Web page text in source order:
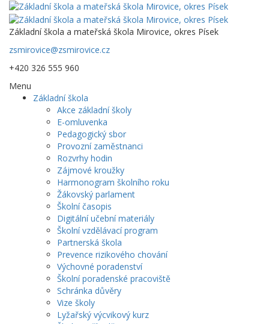
Základní škola a mateřská škola Mirovice, okres Písek
zsmirovice@zsmirovice.cz
+420 326 555 960
Menu
Základní škola
Akce základní školy
E-omluvenka
Pedagogický sbor
Provozní zaměstnanci
Rozvrhy hodin
Zájmové kroužky
Harmonogram školního roku
Žákovský parlament
Školní časopis
Digitální učební materiály
Školní vzdělávací program
Partnerská škola
Prevence rizikového chování
Výchovné poradenství
Školní poradenské pracoviště
Schránka důvěry
Vize školy
Lyžařský výcvikový kurz